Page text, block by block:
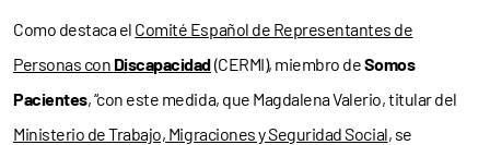
Como destaca el Comité Español de Representantes de
Personas con Discapacidad(CERMI), miembro deSomos
Pacientes, “con este medida, que Magdalena Valerio, titular del
Ministerio de Trabajo, Migraciones y Seguridad Social, se